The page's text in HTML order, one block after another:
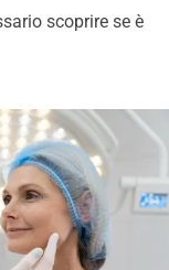
scoprire se è